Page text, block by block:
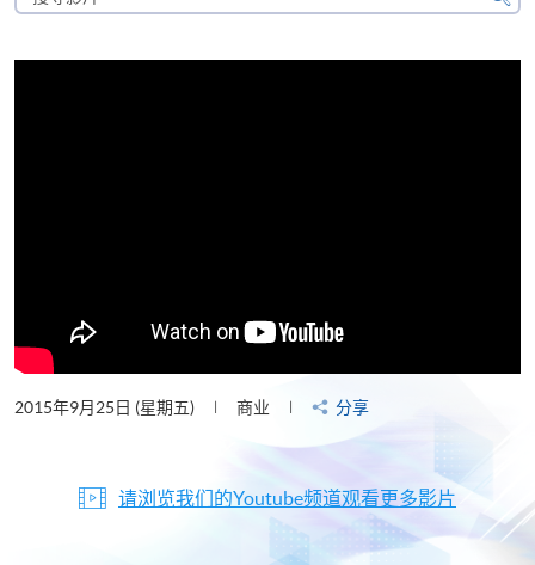
寻
片
搜
2015年9月25日 (星期五) 商业 分享
请浏览我们的Youtube频道观看更多影片